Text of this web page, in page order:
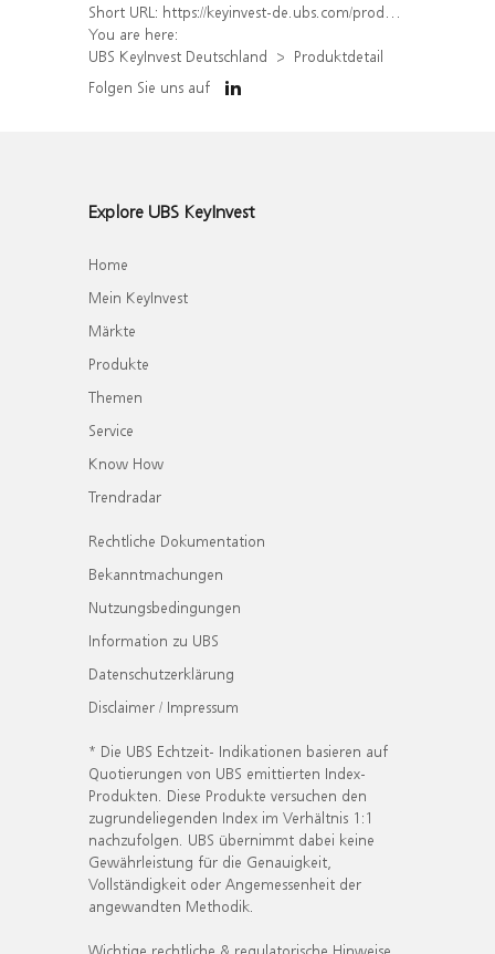
Short URL: https://keyinvest-de.ubs.com/produkt/detail/index/isin/DE000UL8B2Q2
You are here:
UBS KeyInvest Deutschland
Produktdetail
Folgen Sie uns auf
Explore UBS KeyInvest
Home
Mein KeyInvest
Märkte
Produkte
Themen
Service
Know How
Trendradar
Rechtliche Dokumentation
Bekanntmachungen
Nutzungsbedingungen
Information zu UBS
Datenschutzerklärung
Disclaimer / Impressum
* Die UBS Echtzeit- Indikationen basieren auf
Quotierungen von UBS emittierten Index-
Produkten. Diese Produkte versuchen den
zugrundeliegenden Index im Verhältnis 1:1
nachzufolgen. UBS übernimmt dabei keine
Gewährleistung für die Genauigkeit,
Vollständigkeit oder Angemessenheit der
angewandten Methodik.